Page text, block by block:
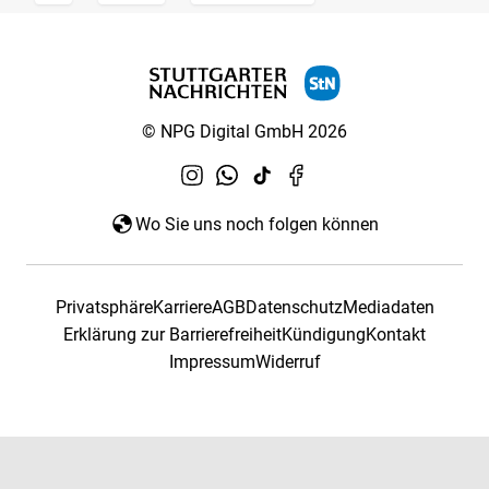
© NPG Digital GmbH 2026
Wo Sie uns noch folgen können
PrivatsphäreKarriereAGBDatenschutzMediadaten
Erklärung zur BarrierefreiheitKündigungKontakt
ImpressumWiderruf